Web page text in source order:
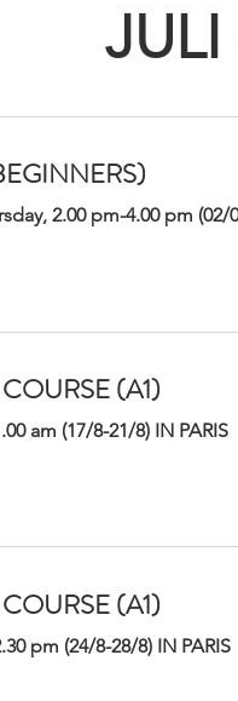
2.00 pm-4.00 pm (02/
(A1)
am (17/8-21/8) IN PARIS
(A1)
pm (24/8-28/8) IN PARIS